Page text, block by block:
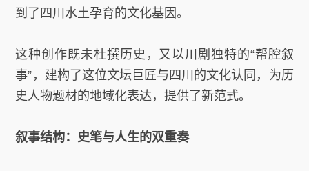
到了四川水土孕育的文化基因。
这种创作既未杜撰历史，又以川剧独特的“帮腔叙
事”，建构了这位文坛巨匠与四川的文化认同，为历
史人物题材的地域化表达，提供了新范式。
叙事结构：史笔与人生的双重奏